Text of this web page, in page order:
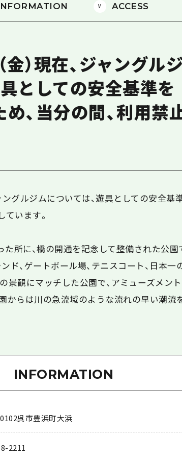
ACCESS
）現在、ジャングル
としての安全基準を
、当分の間、利用禁
ングルジムについては、遊具としての安全基
ています。
所に、橋の開通を記念して整備された公園
ド、ゲートボール場、テニスコート、日本一
景観にマッチした公園で、アミューズメン
からは川の急流域のような流れの早い潮流
INFORMATION
呉市豊浜町大浜
2211